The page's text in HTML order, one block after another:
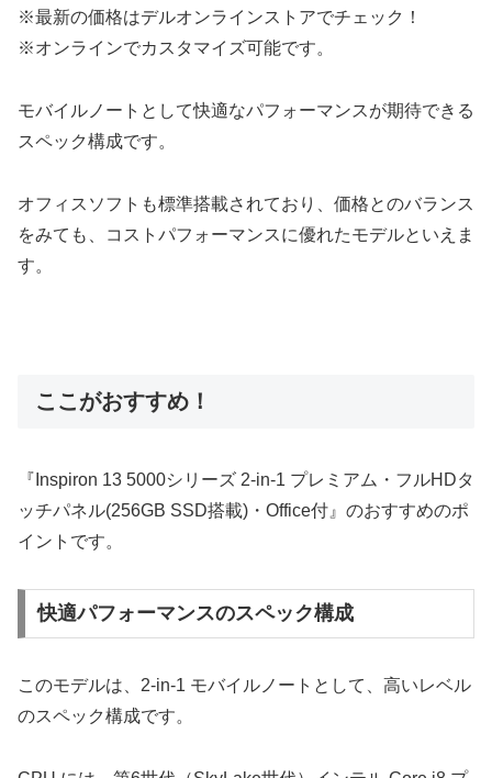
※最新の価格はデルオンラインストアでチェック！
※オンラインでカスタマイズ可能です。
モバイルノートとして快適なパフォーマンスが期待できる
スペック構成です。
オフィスソフトも標準搭載されており、価格とのバランス
をみても、コストパフォーマンスに優れたモデルといえま
す。
ここがおすすめ！
『Inspiron 13 5000シリーズ 2-in-1 プレミアム・フルHDタ
ッチパネル(256GB SSD搭載)・Office付』のおすすめのポ
イントです。
快適パフォーマンスのスペック構成
このモデルは、2-in-1 モバイルノートとして、高いレベル
のスペック構成です。